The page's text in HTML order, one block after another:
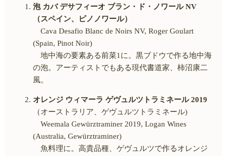
泡 カバ デサフィーオ ブラン・ド・ノワールNV
（スペイン、ピノノワール）
Cava Desafio Blanc de Noirs NV, Roger Goulart
(Spain, Pinot Noir)
地中海の要素ある前菜1に。黒ブドウで作る地中海
の泡。アーティストでもある現代書道家、柿沼康二
風。
オレンジ ウィマーラ ゲヴュルツトラミネール2019
（オーストラリア、ゲヴュルツトラミネール)
Weemala Gewürztraminer 2019, Logan Wines
(Australia, Gewürztraminer)
魚料理に。高貴品種、ゲヴュルツで作るオレンジ